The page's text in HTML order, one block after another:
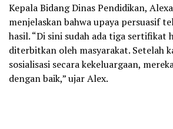
Kepala Bidang Dinas Pendidikan,
menjelaskan bahwa upaya persuasif
hasil. “Di sini sudah ada tiga sertifikat
diterbitkan oleh masyarakat. Setelah
sosialisasi secara kekeluargaan,
dengan baik,” ujar Alex.